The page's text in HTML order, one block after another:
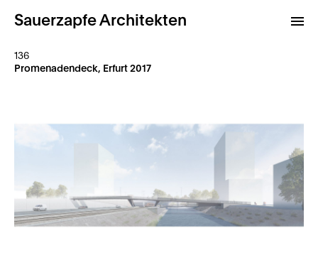
Sauerzapfe Architekten
Kontakt
136
Promenadendeck, Erfurt 2017